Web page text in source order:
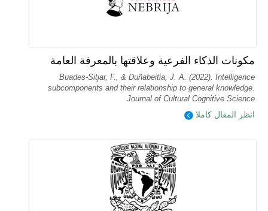
مكونات الذكاء الفرعية وعلاقتها بالمعرفة العامة
Buades-Sitjar, F., & Duñabeitia, J. A. (2022). Intelligence
subcomponents and their relationship to general knowledge.
Journal of Cultural Cognitive Science
انظر المقال كاملا